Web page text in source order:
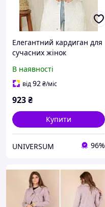
Елегантний кардиган для
сучасних жінок
В наявності
від92₴/міс
923₴
Купити
UNIVERSUM 96%